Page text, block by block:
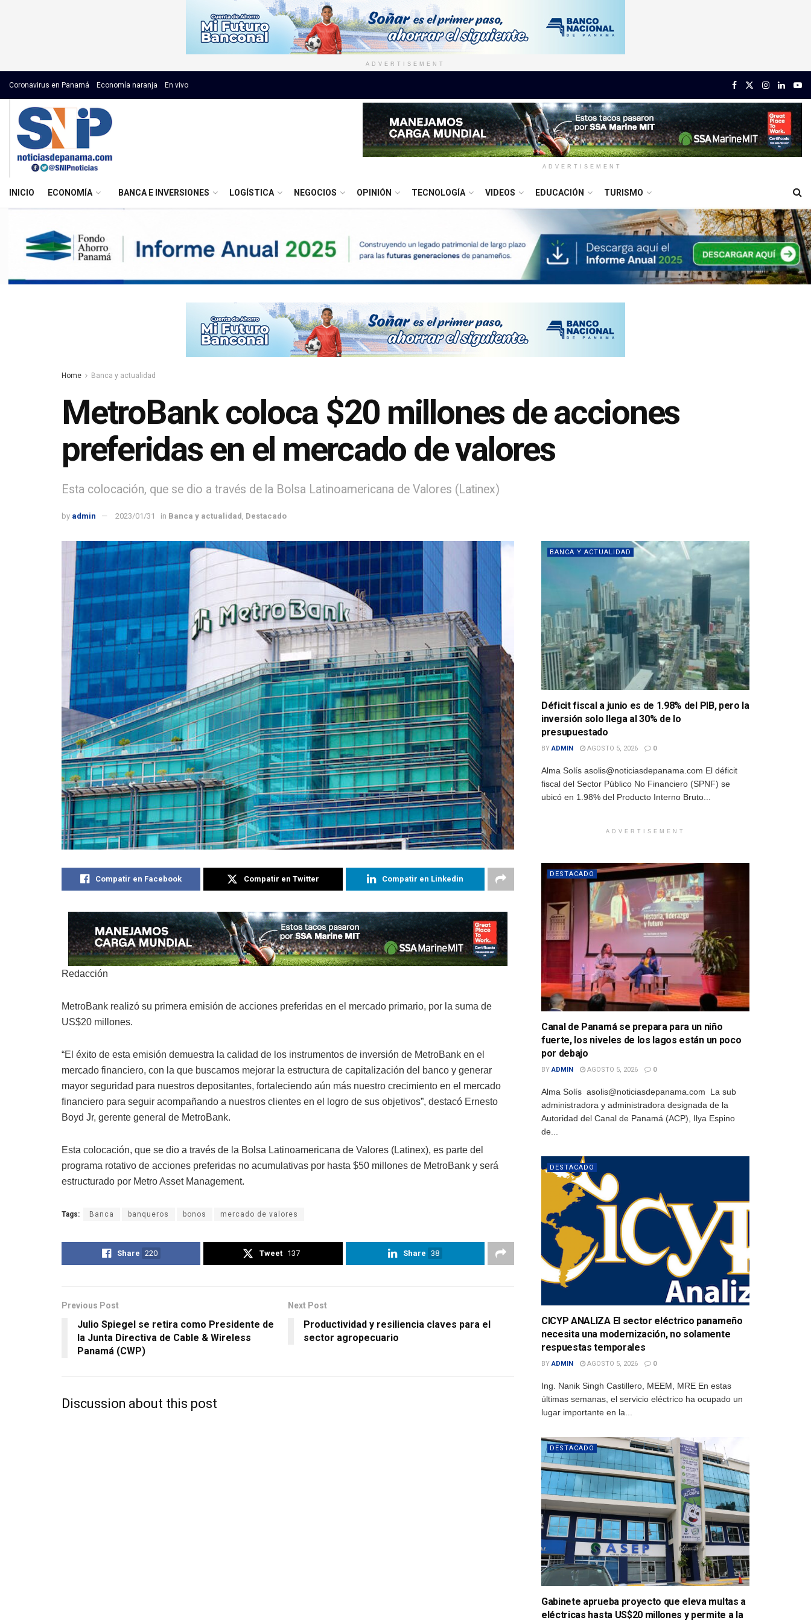
ADVERTISEMENT
Coronavirus en Panamá Economía naranja En vivo
ADVERTISEMENT
INICIO ECONOMÍA BANCA E INVERSIONES LOGÍSTICA NEGOCIOS OPINIÓN TECNOLOGÍA VIDEOS EDUCACIÓN TURISMO
Home Banca y actualidad
MetroBank coloca $20 millones de acciones
preferidas en el mercado de valores
Esta colocación, que se dio a través de la Bolsa Latinoamericana de Valores (Latinex)
by admin 2023/01/31 in Banca y actualidad Destacado
Compatir en Facebook Compatir en Twitter Compatir en Linkedin
Redacción
MetroBank realizó su primera emisión de acciones preferidas en el mercado primario, por la suma de
US$20 millones.
“El éxito de esta emisión demuestra la calidad de los instrumentos de inversión de MetroBank en el
mercado financiero, con la que buscamos mejorar la estructura de capitalización del banco y generar
mayor seguridad para nuestros depositantes, fortaleciendo aún más nuestro crecimiento en el mercado
financiero para seguir acompañando a nuestros clientes en el logro de sus objetivos”, destacó Ernesto
Boyd Jr, gerente general de MetroBank.
Esta colocación, que se dio a través de la Bolsa Latinoamericana de Valores (Latinex), es parte del
programa rotativo de acciones preferidas no acumulativas por hasta $50 millones de MetroBank y será
estructurado por Metro Asset Management.
Tags: Banca banqueros bonos mercado de valores
Share 220 Tweet 137 Share 38
Previous Post
Julio Spiegel se retira como Presidente de
la Junta Directiva de Cable & Wireless
Panamá (CWP)
Next Post
Productividad y resiliencia claves para el
sector agropecuario
Discussion about this post
BANCA Y ACTUALIDAD
Déficit fiscal a junio es de 1.98% del PIB, pero la
inversión solo llega al 30% de lo
presupuestado
BY ADMIN AGOSTO 5, 2026 0
Alma Solís asolis@noticiasdepanama.com El déficit
fiscal del Sector Público No Financiero (SPNF) se
ubicó en 1.98% del Producto Interno Bruto...
ADVERTISEMENT
DESTACADO
Canal de Panamá se prepara para un niño
fuerte, los niveles de los lagos están un poco
por debajo
BY ADMIN AGOSTO 5, 2026 0
Alma Solís asolis@noticiasdepanama.com La sub
administradora y administradora designada de la
Autoridad del Canal de Panamá (ACP), Ilya Espino
de...
DESTACADO
CICYP ANALIZA El sector eléctrico panameño
necesita una modernización, no solamente
respuestas temporales
BY ADMIN AGOSTO 5, 2026 0
Ing. Nanik Singh Castillero, MEEM, MRE En estas
últimas semanas, el servicio eléctrico ha ocupado un
lugar importante en la...
DESTACADO
Gabinete aprueba proyecto que eleva multas a
eléctricas hasta US$20 millones y permite a la